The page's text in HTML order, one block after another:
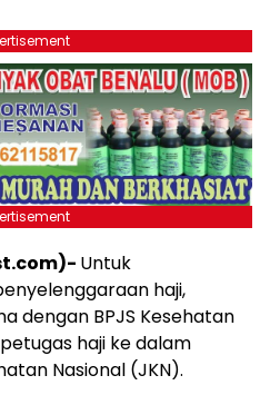
Untuk
haji,
dengan BPJS Kesehatan
haji ke dalam
Nasional (JKN).